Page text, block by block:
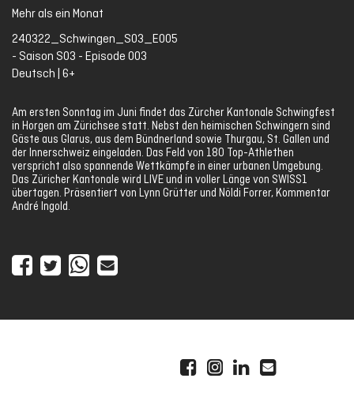
0
Mehr als ein Monat
240322_Schwingen_S03_E005
- Saison S03 - Episode 003
Deutsch | 6+
Am ersten Sonntag im Juni findet das Zürcher Kantonale Schwingfest
in Horgen am Zürichsee statt. Nebst den heimischen Schwingern sind
Gäste aus Glarus, aus dem Bündnerland sowie Thurgau, St. Gallen und
der Innerschweiz eingeladen. Das Feld von 180 Top-Athlethen
verspricht also spannende Wettkämpfe in einer urbanen Umgebung.
Das Züricher Kantonale wird LIVE und in voller Länge von SWISS1
übertagen. Präsentiert von Lynn Grütter und Nöldi Forrer, Kommentar
André Ingold.